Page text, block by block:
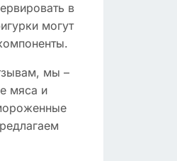
в
могут
мы –
мяса и